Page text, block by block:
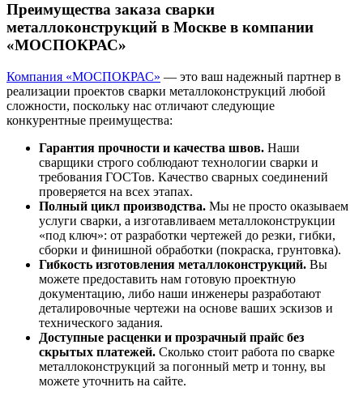
Преимущества заказа сварки
металлоконструкций в Москве в компании
«МОСПОКРАС»
Компания «МОСПОКРАС» — это ваш надежный партнер в
реализации проектов сварки металлоконструкций любой
сложности, поскольку нас отличают следующие
конкурентные преимущества:
Гарантия прочности и качества швов. Наши
сварщики строго соблюдают технологии сварки и
требования ГОСТов. Качество сварных соединений
проверяется на всех этапах.
Полный цикл производства. Мы не просто оказываем
услуги сварки, а изготавливаем металлоконструкции
«под ключ»: от разработки чертежей до резки, гибки,
сборки и финишной обработки (покраска, грунтовка).
Гибкость изготовления металлоконструкций. Вы
можете предоставить нам готовую проектную
документацию, либо наши инженеры разработают
деталировочные чертежи на основе ваших эскизов и
технического задания.
Доступные расценки и прозрачный прайс без
скрытых платежей. Сколько стоит работа по сварке
металлоконструкций за погонный метр и тонну, вы
можете уточнить на сайте.